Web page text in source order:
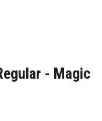
- Magic